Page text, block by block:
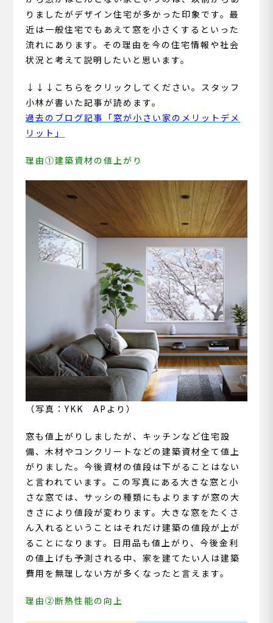
りましたがデザイン住宅が多かった印象です。最
近は一般住宅でもあえて窓を小さくするといった
流れにあります。その理由を今の住宅情報や社会
状況と考えて説明したいと思います。
↓↓↓こちらをクリックしてください。スタッフ
小林が書いた記事が読めます。
過去のブログ記事「窓が小さい家のメリットデメ
リット」
理由①建築資材の値上がり
（写真：YKK APより）
窓も値上がりしましたが、キッチンなど住宅設
備、木材やコンクリートなどの建築資材全て値上
がりました。今後資材の値段は下がることはない
と言われています。この写真にある大きな窓と小
さな窓では、サッシの種類にもよりますが窓の大
きさにより値段が変わります。大きな窓をたくさ
ん入れるということはそれだけ建築の値段が上が
ることになります。日用品も値上がり、今後金利
の値上げも予測される中、家を建てたい人は建築
費用を無理しない方が多くなったと言えます。
理由②断熱性能の向上